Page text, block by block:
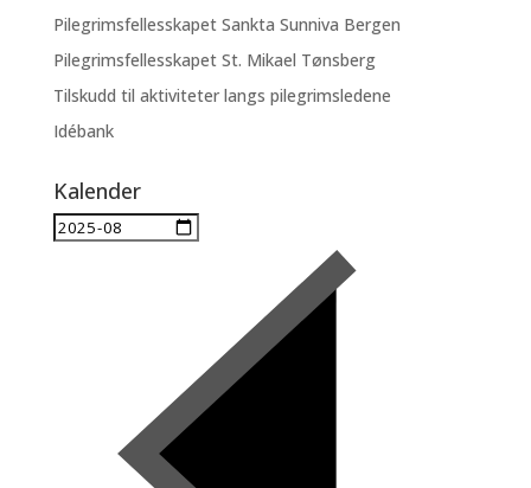
Pilegrimsfellesskapet Sankta Sunniva Bergen
Pilegrimsfellesskapet St. Mikael Tønsberg
Tilskudd til aktiviteter langs pilegrimsledene
Idébank
Kalender